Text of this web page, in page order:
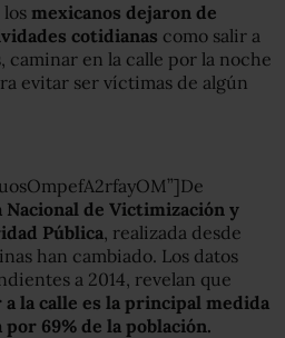
los mexicanos dejaron de
cotidianas como salir a
en la calle por la noche
evitar ser víctimas de algún
Nacional de Victimización y
Pública, realizada desde
han cambiado. Los datos
a 2014, revelan que
la calle es la principal medida
69% de la población.